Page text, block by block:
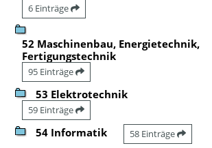
6 Einträge
52 Maschinenbau, Energietechnik,
Fertigungstechnik
95 Einträge
53 Elektrotechnik
59 Einträge
54 Informatik 58 Einträge